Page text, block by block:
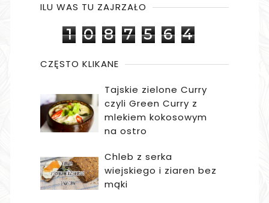
ILU WAS TU ZAJRZAŁO
1 0 8 7 5 6 4
CZĘSTO KLIKANE
Tajskie zielone Curry
czyli Green Curry z
mlekiem kokosowym
na ostro
Chleb z serka
wiejskiego i ziaren bez
mąki